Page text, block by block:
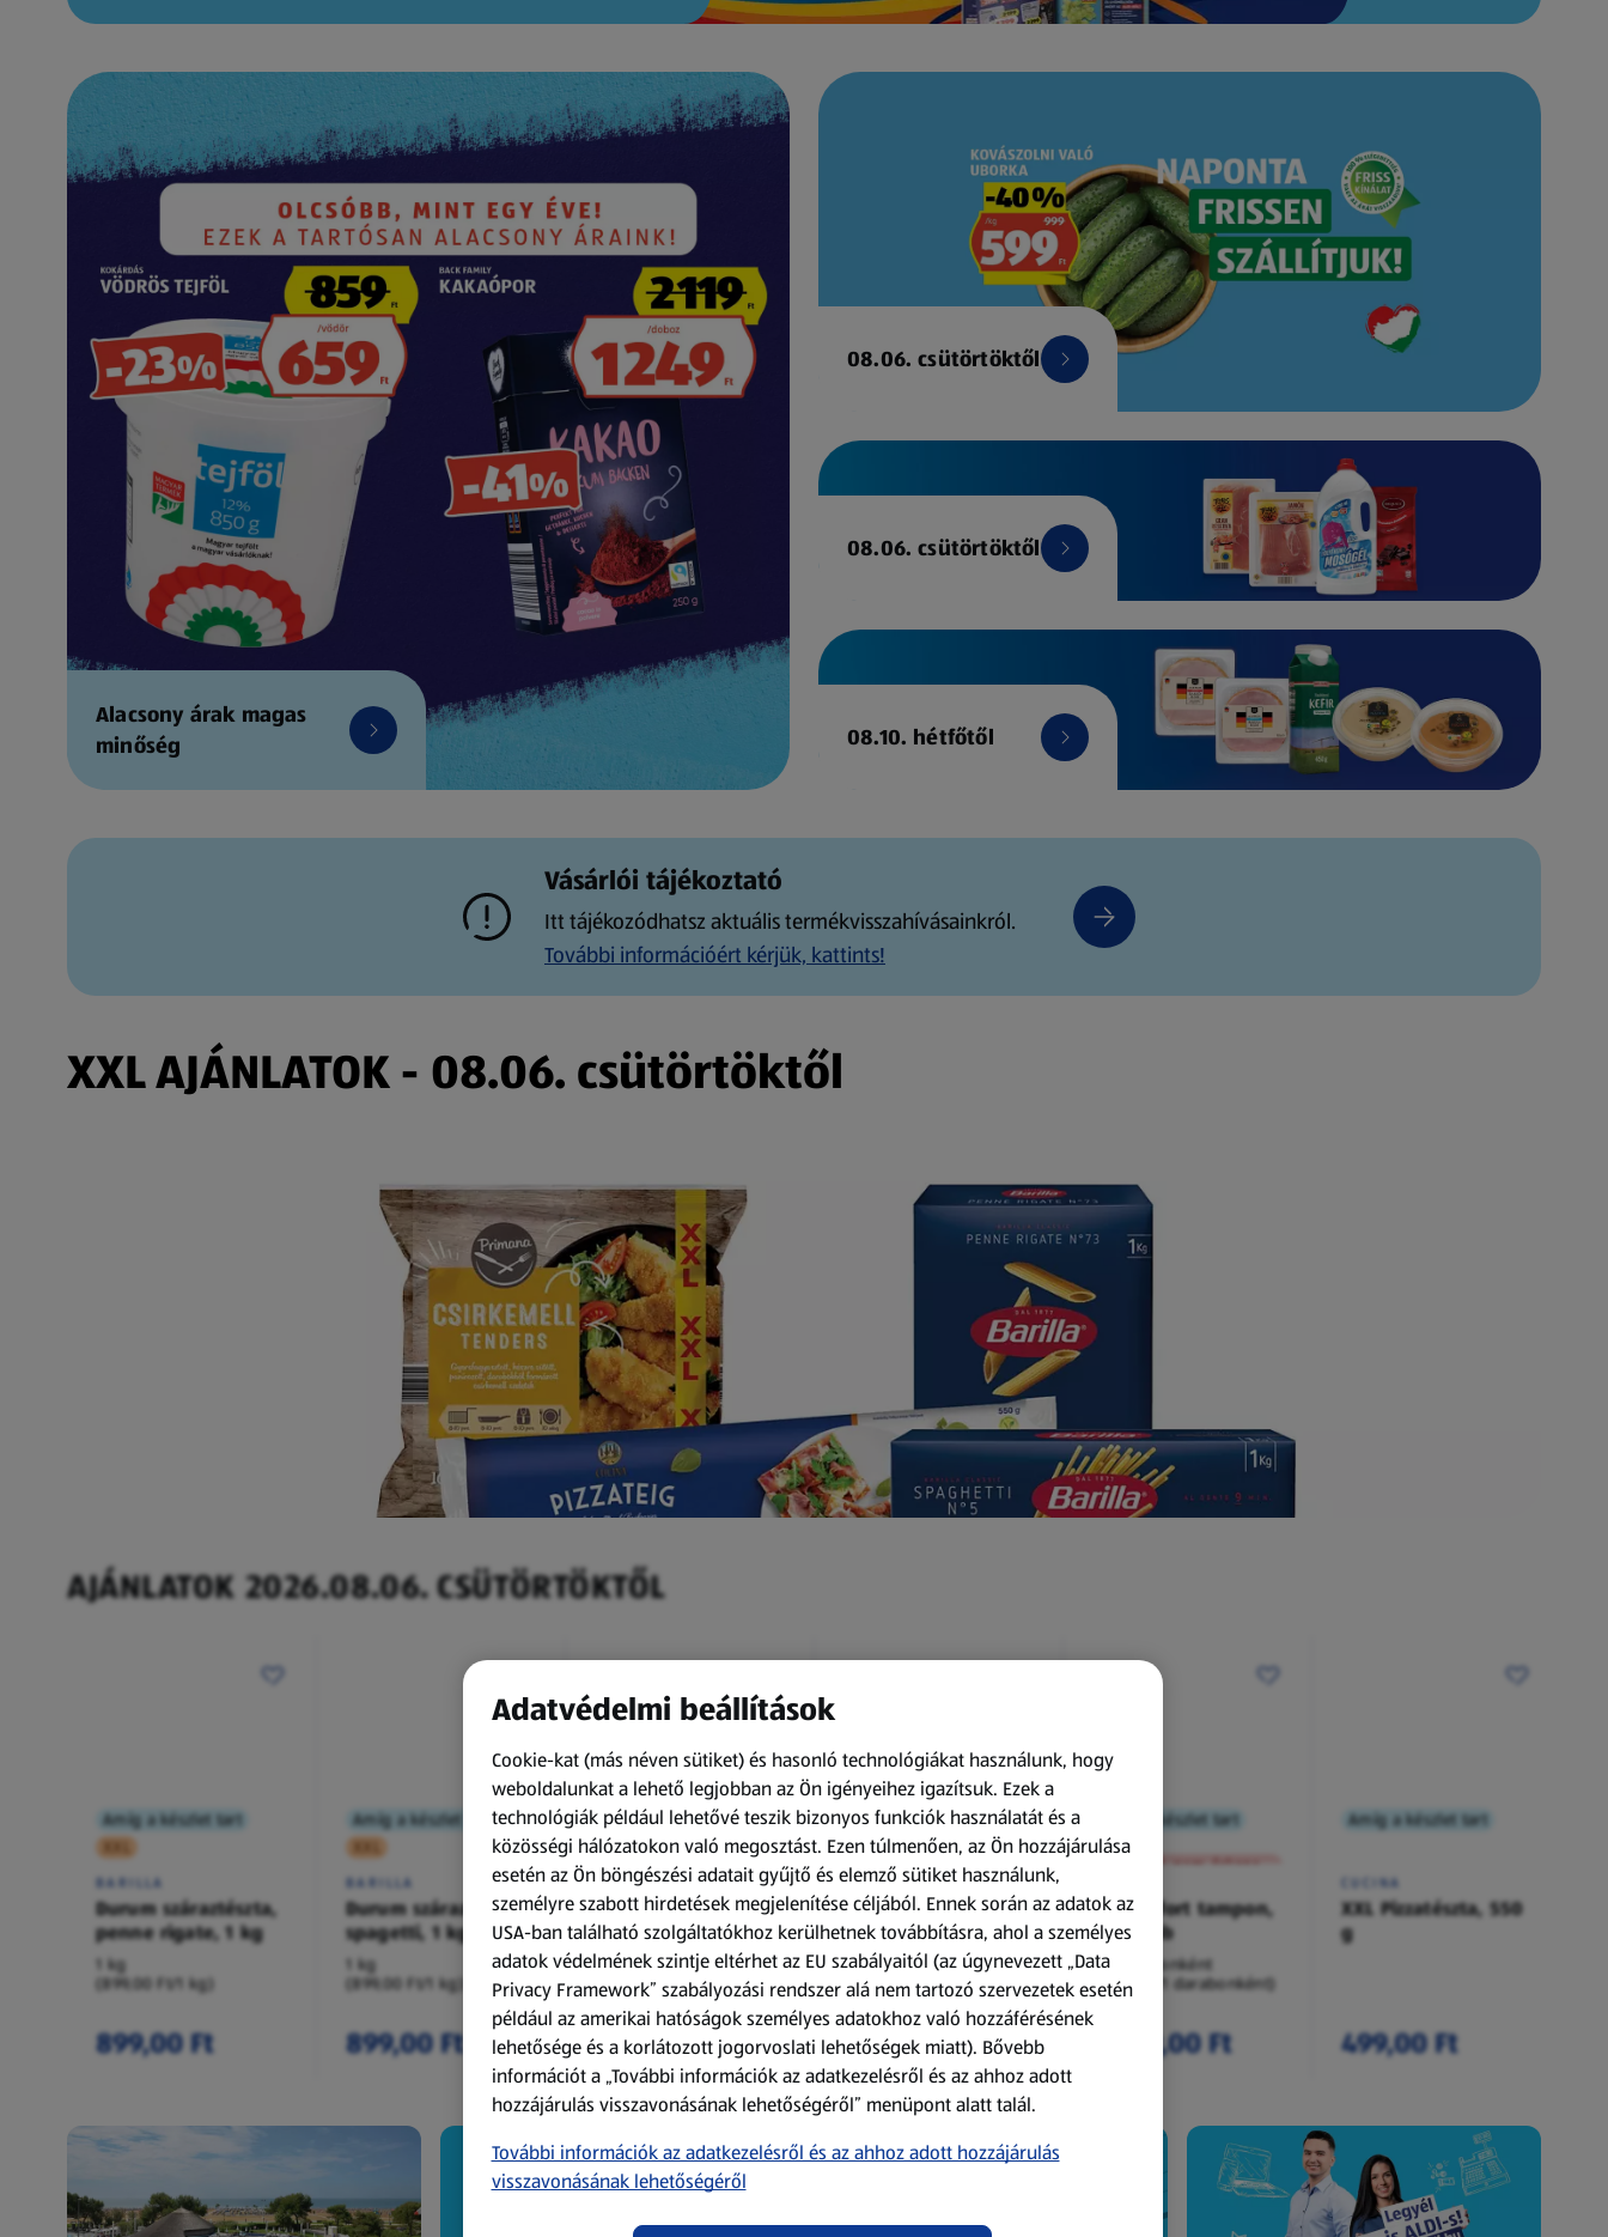
Alacsony árak magas
minőség
08.06. csütörtöktől
08.06. csütörtöktől
08.10. hétfőtől
Vásárlói tájékoztató
Itt tájékozódhatsz aktuális termékvisszahívásainkról.
További információért kérjük, kattints!
XXL AJÁNLATOK - 08.06. csütörtöktől
AJÁNLATOK 2026.08.06. CSÜTÖRTÖKTŐL
Amíg a készlet tart
XXL
BARILLA
Durum száraztészta,
penne rigate, 1 kg
1 kg
(899,00 Ft/1 kg)
899,00 Ft
Amíg a készlet tart
XXL
BARILLA
Durum száraztészta,
spagetti, 1 kg
1 kg
(899,00 Ft/1 kg)
899,00 Ft
Amíg a készlet tart
XXL
ACTIMEL
Actimel joghurtital, 8
palack
0,8 kg
(1 186,25 Ft/1 kg)
949,00 Ft
Amíg a készlet tart
XXL
O.B.
Procomfort tampon,
64 darab
64 darabonként
(59,36 Ft/1 darabonként)
3 799,00 Ft
Amíg a készlet tart
XXL
A termék nem érkezett meg!
Procomfort tampon,
54 darab
54 darabonként
(62,94 Ft/1 darabonként)
3 399,00 Ft
Amíg a készlet tart
CUCINA
XXL Pizzatészta, 550
g
499,00 Ft
Adatvédelmi beállítások
Cookie-kat (más néven sütiket) és hasonló technológiákat használunk, hogy
weboldalunkat a lehető legjobban az Ön igényeihez igazítsuk. Ezek a
technológiák például lehetővé teszik bizonyos funkciók használatát és a
közösségi hálózatokon való megosztást. Ezen túlmenően, az Ön hozzájárulása
esetén az Ön böngészési adatait gyűjtő és elemző sütiket használunk,
személyre szabott hirdetések megjelenítése céljából. Ennek során az adatok az
USA-ban található szolgáltatókhoz kerülhetnek továbbításra, ahol a személyes
adatok védelmének szintje eltérhet az EU szabályaitól (az úgynevezett „Data
Privacy Framework” szabályozási rendszer alá nem tartozó szervezetek esetén
például az amerikai hatóságok személyes adatokhoz való hozzáférésének
lehetősége és a korlátozott jogorvoslati lehetőségek miatt). Bővebb
információt a „További információk az adatkezelésről és az ahhoz adott
hozzájárulás visszavonásának lehetőségéről” menüpont alatt talál.
További információk az adatkezelésről és az ahhoz adott hozzájárulás
visszavonásának lehetőségéről